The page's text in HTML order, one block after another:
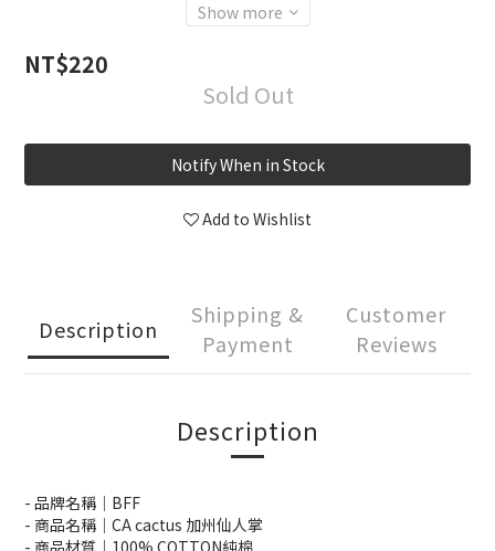
Show more
NT$220
Sold Out
Notify When in Stock
Add to Wishlist
Description
Shipping &
Payment
Customer
Reviews
Description
- 品牌名稱｜BFF
- 商品名稱｜CA cactus 加州仙人掌
- 商品材質｜100% COTTON純棉